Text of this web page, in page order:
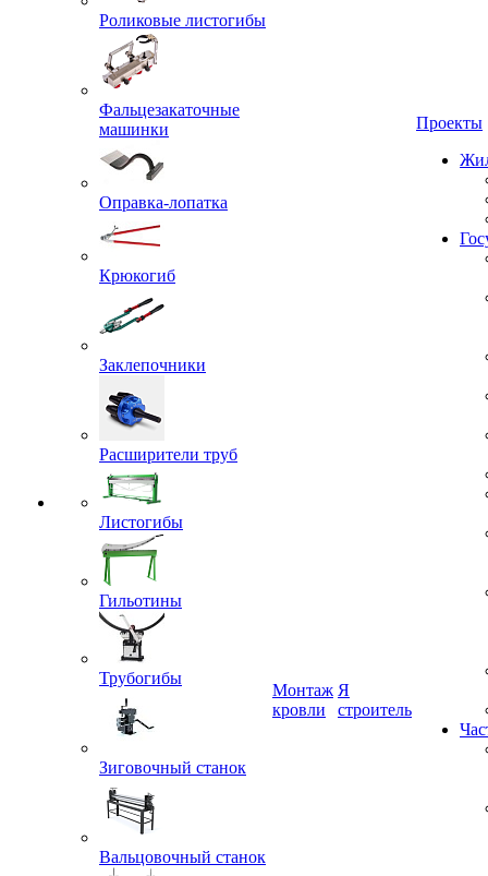
Роликовые листогибы
Фальцезакаточные
машинки
Оправка-лопатка
Крюкогиб
Заклепочники
Расширители труб
Листогибы
Гильотины
Трубогибы
Зиговочный станок
Вальцовочный станок
Проекты